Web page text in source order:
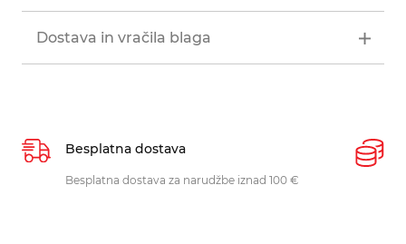
Dostava in vračila blaga
Besplatna dostava
Besplatna dostava za narudžbe iznad 100 €